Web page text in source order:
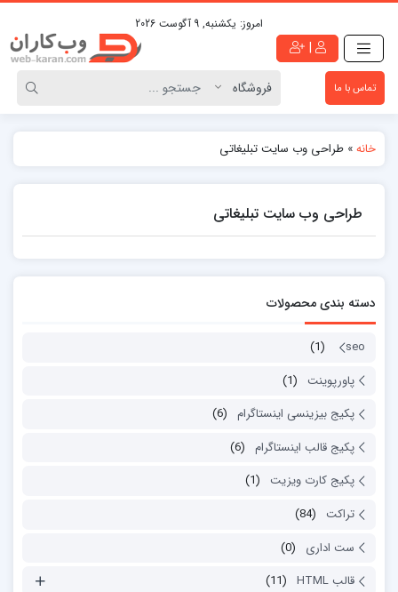
امروز: یکشنبه, 9 آگوست 2026
|
تماس با ما
خانه» طراحی وب سایت تبلیغاتی
طراحی وب سایت تبلیغاتی
دسته بندی محصولات
seo
(1)
پاورپوینت
(1)
پکیج بیزینسی اینستاگرام (6)
پکیج قالب اینستاگرام (6)
پکیج کارت ویزیت
(1)
تراکت
(84)
ست اداری
(0)
قالب HTML
(11)